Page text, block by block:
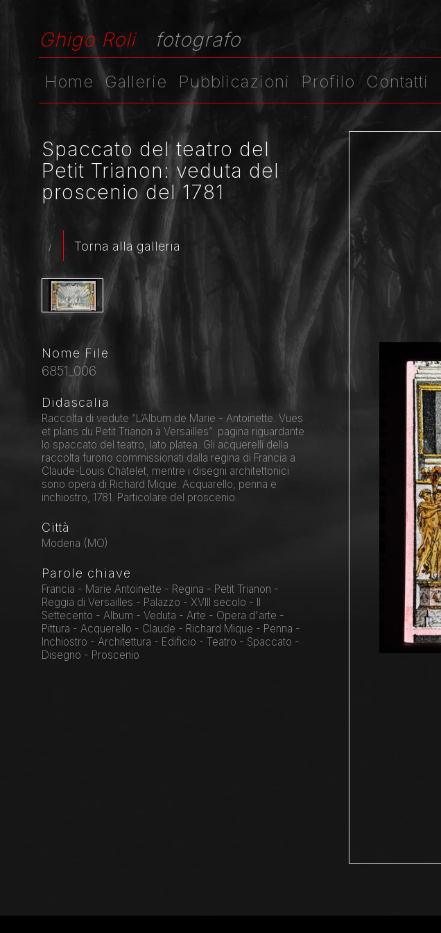
Ghigo Roli fotografo
Home Gallerie Pubblicazioni Profilo Contatti
Spaccato del teatro del
Petit Trianon: veduta del
proscenio del 1781
/ Torna alla galleria
Nome File
6851_006
Didascalia
Raccolta di vedute “L’Album de Marie - Antoinette. Vues
et plans du Petit Trianon à Versailles”: pagina riguardante
lo spaccato del teatro, lato platea. Gli acquerelli della
raccolta furono commissionati dalla regina di Francia a
Claude-Louis Chàtelet, mentre i disegni architettonici
sono opera di Richard Mique. Acquarello, penna e
inchiostro, 1781. Particolare del proscenio.
Città
Modena (MO)
Parole chiave
Francia - Marie Antoinette - Regina - Petit Trianon -
Reggia di Versailles - Palazzo - XVIII secolo - Il
Settecento - Album - Veduta - Arte - Opera d'arte -
Pittura - Acquerello - Claude - Richard Mique - Penna -
Inchiostro - Architettura - Edificio - Teatro - Spaccato -
Disegno - Proscenio